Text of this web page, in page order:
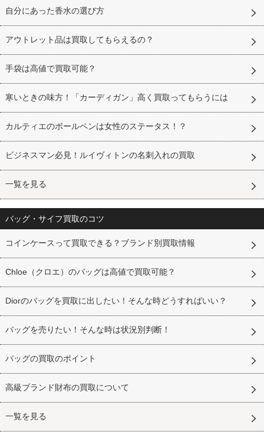
自分にあった香水の選び方
アウトレット品は買取してもらえるの？
手袋は高値で買取可能？
寒いときの味方！「カーディガン」高く買取ってもらうには
カルティエのボールペンは女性のステータス！？
ビジネスマン必見！ルイヴィトンの名刺入れの買取
一覧を見る
バッグ・サイフ買取のコツ
コインケースって買取できる？ブランド別買取情報
Chloe（クロエ）のバッグは高値で買取可能？
Diorのバッグを買取に出したい！そんな時どうすればいい？
バッグを売りたい！そんな時は状況別判断！
バッグの買取のポイント
高級ブランド財布の買取について
一覧を見る